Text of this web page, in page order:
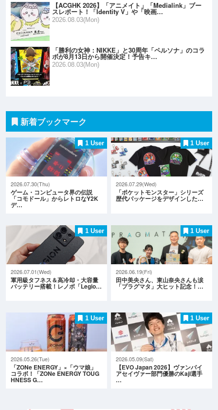
【ACGHK 2026】「アニメイト」「Medialink」ブー
スレポート！「Identity V」や「映画…
2026.08.03(Mon)
「勝利の女神：NIKKE」と30周年「ペルソナ」のコラ
ボが8月13日から開催決定！予告キ…
2026.08.03(Mon)
新着ブックマーク
1 User
2026.07.30(Thu)
ゲーム・コンピュータ界の伝説
「コモドール」からレトロなY2K
デ…
1 User
2026.07.29(Wed)
「ポケットモンスター」シリーズ
歴代パッケージをデザインした…
1 User
2026.07.01(Wed)
軍用級タフネス＆高冷却・大容量
バッテリー搭載！レノボ「Legio…
1 User
2026.06.19(Fri)
田中美央さん、東山奈央さんも涙
「プラグマタ」大ヒット記念！…
1 User
2026.05.26(Tue)
「ZONe ENERGY」×「ウマ娘」
コラボ！「ZONe ENERGY TOUG
HNESS G…
1 User
2026.05.09(Sat)
【EVO Japan 2026】ヴァンパイ
アセイヴァー部門優勝のKaji選手
…